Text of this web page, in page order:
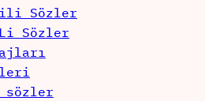
Sözler
Sözler
sözler